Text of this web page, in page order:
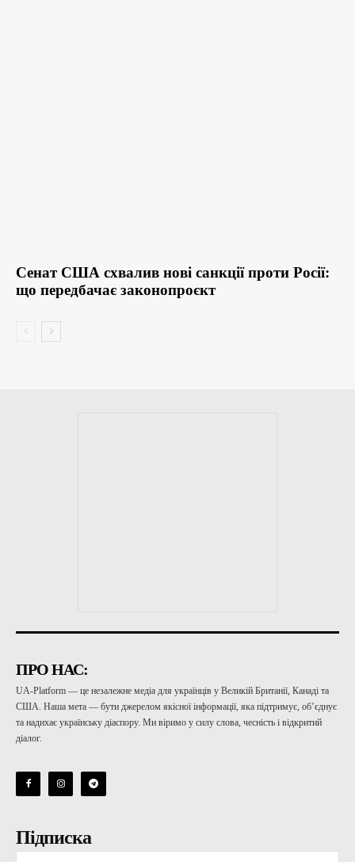
Сенат США схвалив нові санкції проти Росії:
що передбачає законопроєкт
ПРО НАС:
UA-Platform — це незалежне медіа для українців у Великій Британії, Канаді та
США. Наша мета — бути джерелом якісної інформації, яка підтримує, об’єднує
та надихає українську діаспору. Ми віримо у силу слова, чесність і відкритий
діалог.
Підписка